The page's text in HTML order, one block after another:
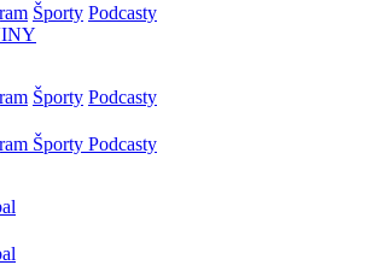
Športy Podcasty
Športy Podcasty
Športy Podcasty